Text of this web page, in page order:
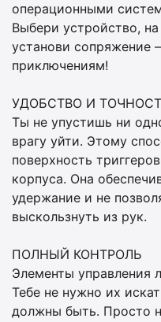
операционными
Выбери устройство,
установи сопряжение
приключениям!
УДОБСТВО И
Ты не упустишь ни
врагу уйти. Этому
поверхность
корпуса. Она
удержание и не
выскользнуть из рук.
ПОЛНЫЙ КОНТРОЛЬ
Элементы управления
Тебе не нужно их
должны быть. Просто